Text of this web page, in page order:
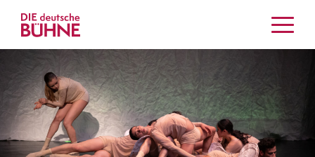
Kritiken
Schauspiel
Musiktheater
Tanz
Crossover